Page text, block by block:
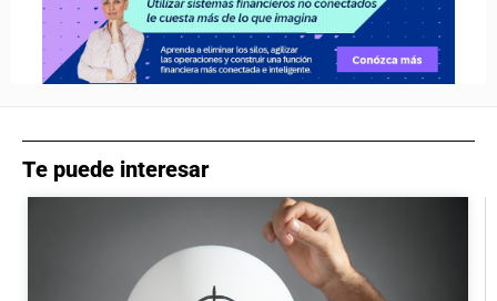
Te puede interesar